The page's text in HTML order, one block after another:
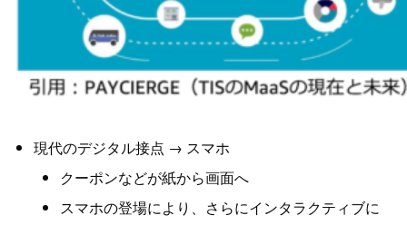
現代のデジタル接点 → スマホ
クーポンなどが紙から画面へ
スマホの登場により、さらにインタラクティブに